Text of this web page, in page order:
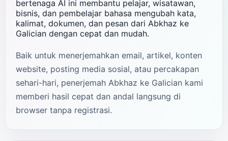
bertenaga AI ini membantu pelajar, wisatawan,
bisnis, dan pembelajar bahasa mengubah kata,
kalimat, dokumen, dan pesan dari Abkhaz ke
Galician dengan cepat dan mudah.
Baik untuk menerjemahkan email, artikel, konten
website, posting media sosial, atau percakapan
sehari-hari, penerjemah Abkhaz ke Galician kami
memberi hasil cepat dan andal langsung di
browser tanpa registrasi.